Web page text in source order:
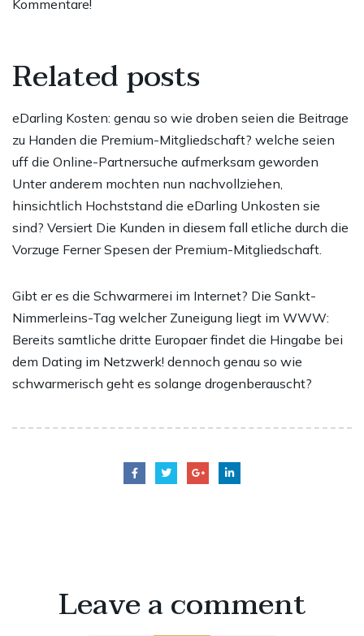
Kommentare!
Related posts
eDarling Kosten: genau so wie droben seien die Beitrage
zu Handen die Premium-Mitgliedschaft? welche seien
uff die Online-Partnersuche aufmerksam geworden
Unter anderem mochten nun nachvollziehen,
hinsichtlich Hochststand die eDarling Unkosten sie
sind? Versiert Die Kunden in diesem fall etliche durch die
Vorzuge Ferner Spesen der Premium-Mitgliedschaft.
Gibt er es die Schwarmerei im Internet? Die Sankt-
Nimmerleins-Tag welcher Zuneigung liegt im WWW:
Bereits samtliche dritte Europaer findet die Hingabe bei
dem Dating im Netzwerk! dennoch genau so wie
schwarmerisch geht es solange drogenberauscht?
Leave a comment